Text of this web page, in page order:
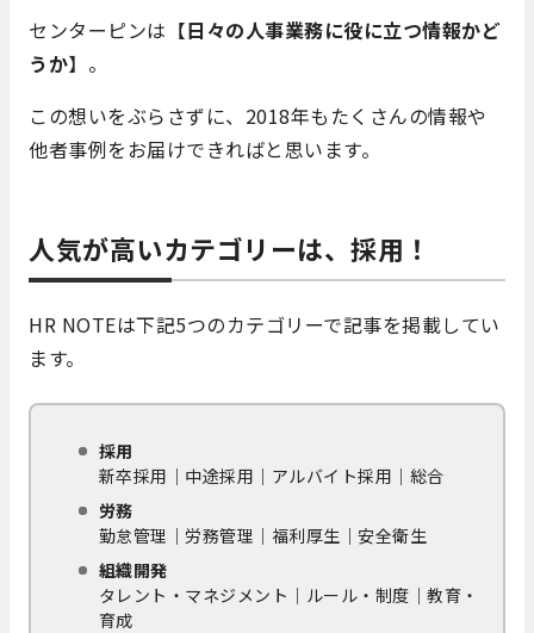
センターピンは【日々の人事業務に役に立つ情報かど
うか】。
この想いをぶらさずに、2018年もたくさんの情報や
他者事例をお届けできればと思います。
人気が高いカテゴリーは、採用！
HR NOTEは下記5つのカテゴリーで記事を掲載してい
ます。
採用
新卒採用｜中途採用｜アルバイト採用｜総合
労務
勤怠管理｜労務管理｜福利厚生｜安全衛生
組織開発
タレント・マネジメント｜ルール・制度｜教育・
育成